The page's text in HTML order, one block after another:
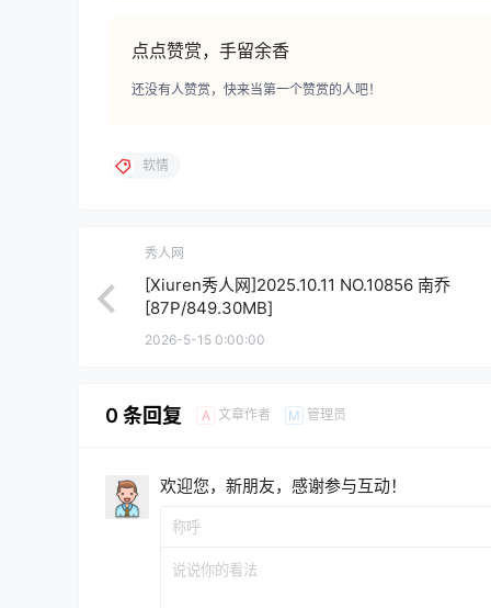
点点赞赏，手留余香
还没有人赞赏，快来当第一个赞赏的人吧！
软情
秀人网
[Xiuren秀人网]2025.10.11 NO.10856 南乔
[87P/849.30MB]
2026-5-15 0:00:00
0 条回复 A 文章作者 M 管理员
欢迎您，新朋友，感谢参与互动！